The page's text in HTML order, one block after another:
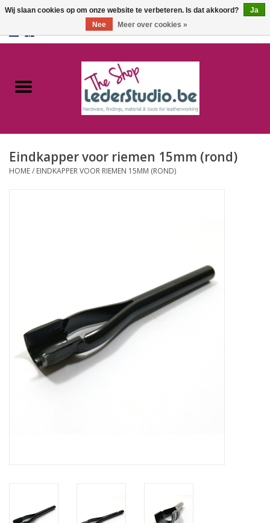
Catalogus
FAQ
Eindkapper voor riemen 15mm (rond)
HOME/ EINDKAPPER VOOR RIEMEN 15MM (ROND)
Wij slaan cookies op om onze website te verbeteren. Is dat akkoord?
Ja
Nee
Meer over cookies »